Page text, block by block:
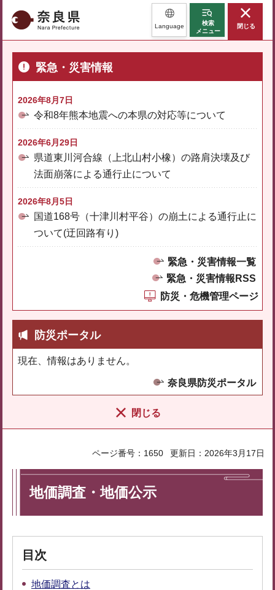
奈良県 Language
検索
メニュー
閉じる
緊急・災害情報
2026年8月7日
令和8年熊本地震への本県の対応等について
2026年6月29日
県道東川河合線（上北山村小橡）の路肩決壊及び
法面崩落による通行止について
2026年8月5日
国道168号（十津川村平谷）の崩土による通行止に
ついて(迂回路有り)
緊急・災害情報一覧
緊急・災害情報RSS
防災・危機管理ページ
防災ポータル
現在、情報はありません。
奈良県防災ポータル
閉じる
ページ番号：1650 更新日：2026年3月17日
地価調査・地価公示
目次
地価調査とは